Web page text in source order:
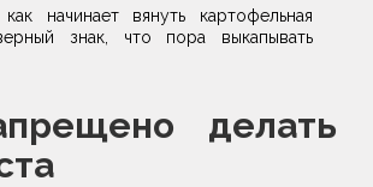
начинает вянуть картофельная
знак, что пора выкапывать
делать